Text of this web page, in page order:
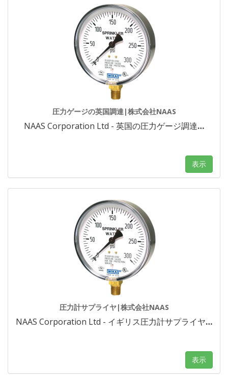
圧力ゲージの英国調達|株式会社NAAS
NAAS Corporation Ltd - 英国の圧力ゲージ調達…
表示
圧力計サプライヤ|株式会社NAAS
NAAS Corporation Ltd - イギリス圧力計サプライヤ…
表示